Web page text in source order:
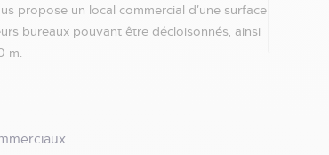
propose un local commercial d’une surface
bureaux pouvant être décloisonnés, ainsi
m.